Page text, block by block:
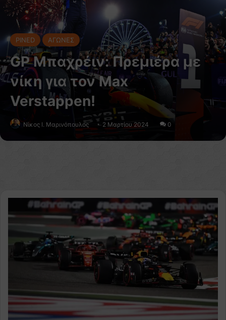
PINED ΑΓΩΝΕΣ
GP Μπαχρέιν: Πρεμιέρα με
νίκη για τον Max
Verstappen!
Nίκος Ι. Mαρινόπουλος 2 Μαρτίου 2024 0